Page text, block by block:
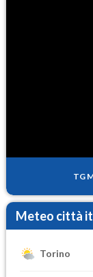
TG
Meteo città
Torino